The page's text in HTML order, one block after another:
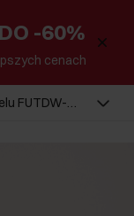
-60%
cenach
FUTDW-